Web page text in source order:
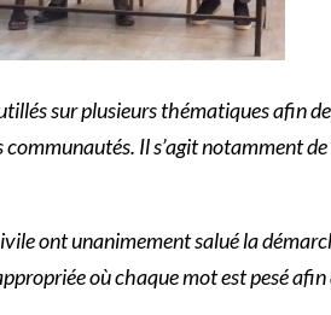
sur plusieurs thématiques afin
Il s’agit notamment
ont unanimement salué la
où chaque mot est pesé